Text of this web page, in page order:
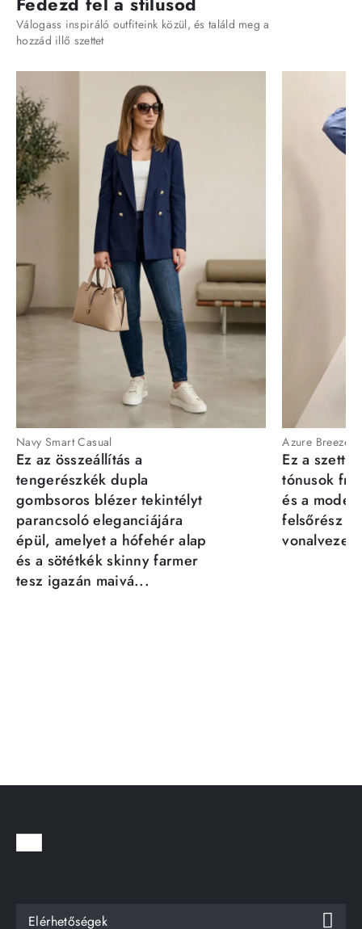
Válogass inspiráló outfiteink közül, és találd meg a
hozzád illő szettet
Navy Smart Casual
Ez az összeállítás a
tengerészkék dupla
gombsoros blézer tekintélyt
parancsoló eleganciájára
épül, amelyet a hófehér alap
és a sötétkék skinny farmer
tesz igazán maivá...
Azure Breeze
Ez a szett
tónusok
és a
felsőrész
Elérhetőségek